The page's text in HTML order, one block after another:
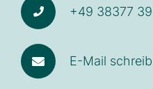
+49 38377
E-Mail